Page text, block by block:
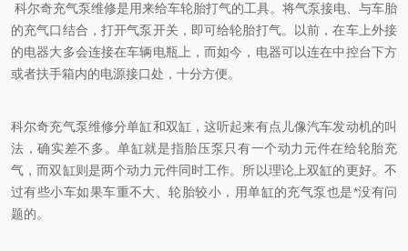
科尔奇充气泵维修是用来给车轮胎打气的工具。将气泵接电、与车胎
的充气口结合，打开气泵开关，即可给轮胎打气。以前，在车上外接
的电器大多会连接在车辆电瓶上，而如今，电器可以连在中控台下方
或者扶手箱内的电源接口处，十分方便。
科尔奇充气泵维修分单缸和双缸，这听起来有点儿像汽车发动机的叫
法，确实差不多。单缸就是指胎压泵只有一个动力元件在给轮胎充
气，而双缸则是两个动力元件同时工作。所以理论上双缸的更好。不
过有些小车如果车重不大、轮胎较小，用单缸的充气泵也是*没有问
题的。